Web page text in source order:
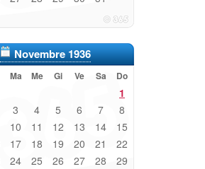
Novembre 1936
Ma Me Gi Ve Sa Do
1
3 4 5 6 7 8
10 11 12 13 14 15
17 18 19 20 21 22
24 25 26 27 28 29